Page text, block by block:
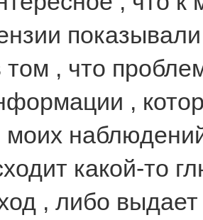
том , что
,
какой-то
, либо